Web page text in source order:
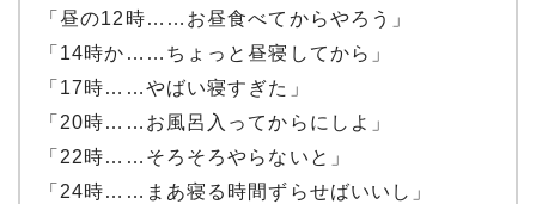
「昼の12時……お昼食べてからやろう」
「14時か……ちょっと昼寝してから」
「17時……やばい寝すぎた」
「20時……お風呂入ってからにしよ」
「22時……そろそろやらないと」
「24時……まあ寝る時間ずらせばいいし」